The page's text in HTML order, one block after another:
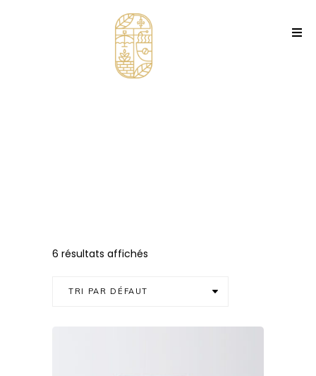
6 résultats affichés
TRI PAR DÉFAUT